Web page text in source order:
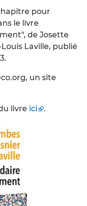
pour
le livre
de Josette
Laville, publié
un site
livre ici .